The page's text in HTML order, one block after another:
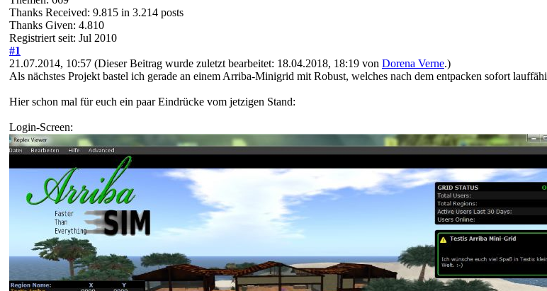
Thanks Received: 9.815 in 3.214 posts
Thanks Given: 4.810
Registriert seit: Jul 2010
#1
21.07.2014, 10:57 (Dieser Beitrag wurde zuletzt bearbeitet: 18.04.2018, 18:19 von Dorena Verne.)
Als nächstes Projekt bastel ich gerade an einem Arriba-Minigrid mit Robust, welches nach dem entpacken sofort
Hier schon mal für euch ein paar Eindrücke vom jetzigen Stand:
Login-Screen: